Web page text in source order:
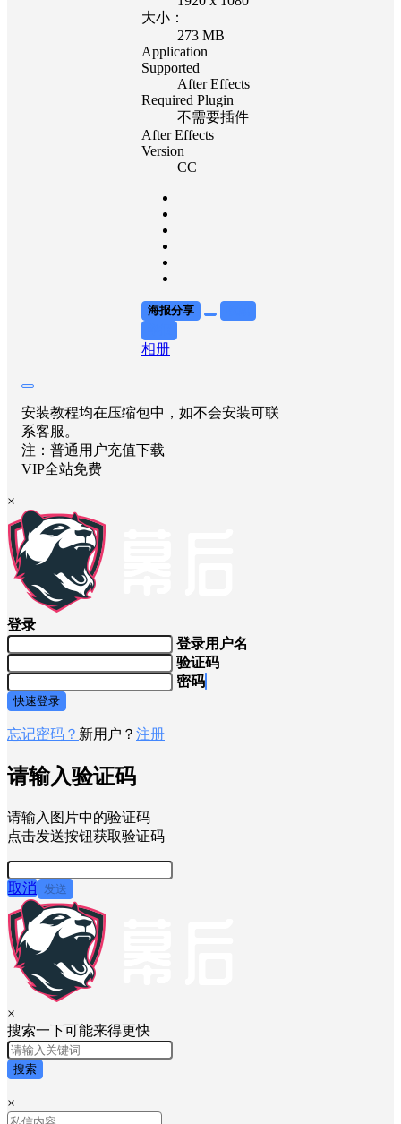
大小：
273 MB
Application
Supported
After Effects
Required Plugin
不需要插件
After Effects
Version
CC
海报分享
相册
安装教程均在压缩包中，如不会安装可联
系客服。
注：普通用户充值下载
VIP全站免费
×
登录
登录用户名
验证码
密码
快速登录
忘记密码？ 新用户？ 注册
请输入验证码
请输入图片中的验证码
点击发送按钮获取验证码
取消 发送
×
搜索一下可能来得更快
搜索
×